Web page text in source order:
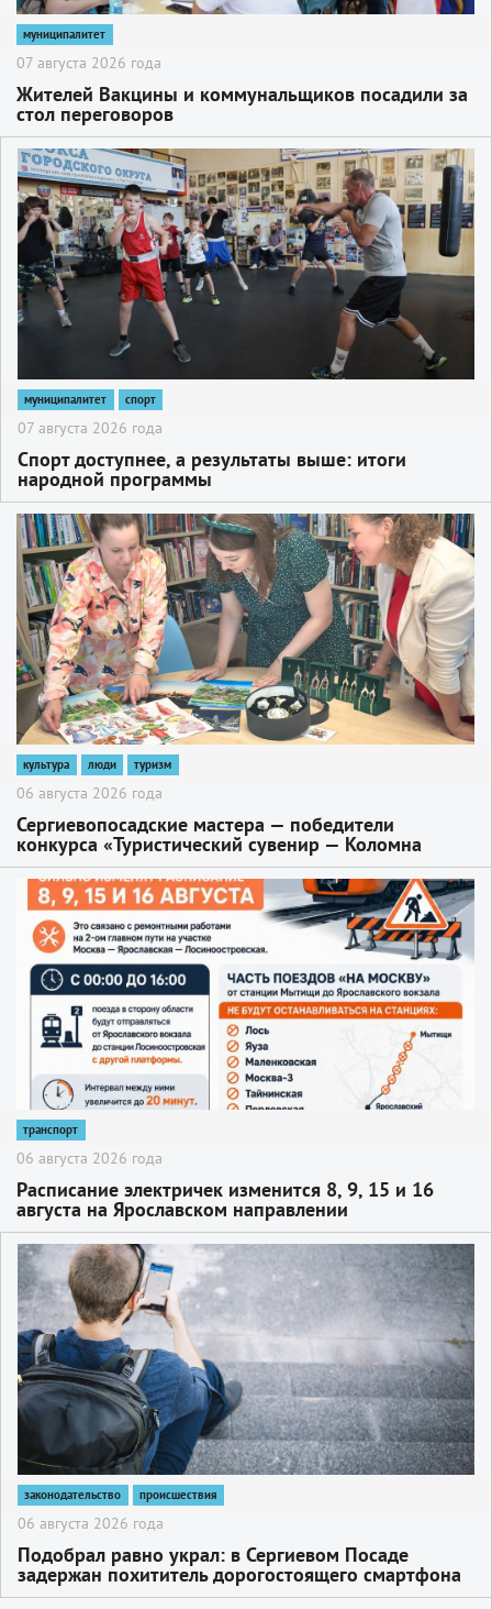
муниципалитет
07 августа 2026 года
Жителей Вакцины и коммунальщиков посадили за
стол переговоров
2
муниципалитет спорт
07 августа 2026 года
Спорт доступнее, а результаты выше: итоги
народной программы
2
культура люди туризм
06 августа 2026 года
Сергиевопосадские мастера — победители
конкурса «Туристический сувенир — Коломна
2026»
транспорт
06 августа 2026 года
Расписание электричек изменится 8, 9, 15 и 16
августа на Ярославском направлении
2
законодательство происшествия
06 августа 2026 года
Подобрал равно украл: в Сергиевом Посаде
задержан похититель дорогостоящего смартфона